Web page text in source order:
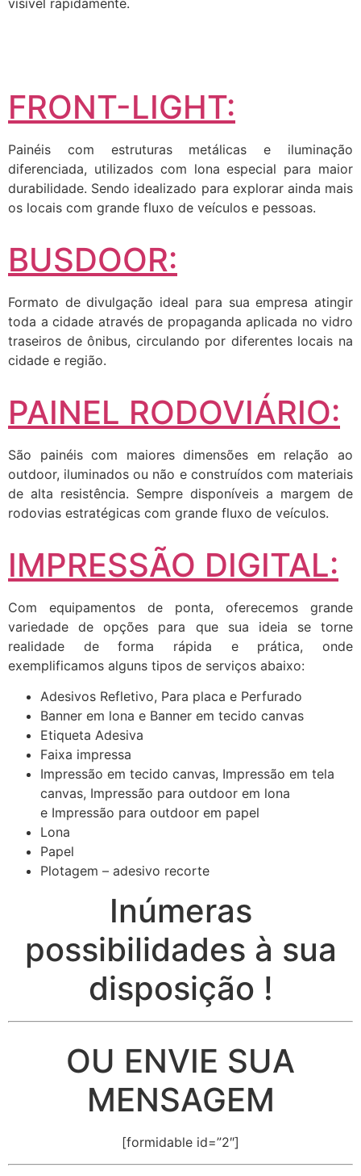
visível rapidamente.
FRONT-LIGHT:
Painéis com estruturas metálicas e iluminação
diferenciada, utilizados com lona especial para maior
durabilidade. Sendo idealizado para explorar ainda mais
os locais com grande fluxo de veículos e pessoas.
BUSDOOR:
Formato de divulgação ideal para sua empresa atingir
toda a cidade através de propaganda aplicada no vidro
traseiros de ônibus, circulando por diferentes locais na
cidade e região.
PAINEL RODOVIÁRIO:
São painéis com maiores dimensões em relação ao
outdoor, iluminados ou não e construídos com materiais
de alta resistência. Sempre disponíveis a margem de
rodovias estratégicas com grande fluxo de veículos.
IMPRESSÃO DIGITAL:
Com equipamentos de ponta, oferecemos grande
variedade de opções para que sua ideia se torne
realidade de forma rápida e prática, onde
exemplificamos alguns tipos de serviços abaixo:
Adesivos Refletivo, Para placa e Perfurado
Banner em lona e Banner em tecido canvas
Etiqueta Adesiva
Faixa impressa
Impressão em tecido canvas, Impressão em tela
canvas, Impressão para outdoor em lona
e Impressão para outdoor em papel
Lona
Papel
Plotagem – adesivo recorte
Inúmeras
possibilidades à sua
disposição !
OU ENVIE SUA
MENSAGEM
[formidable id=”2″]